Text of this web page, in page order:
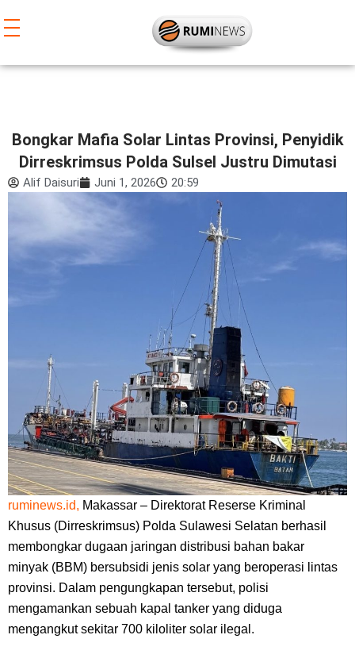
ke
Bongkar Mafia Solar Lintas Provinsi, Penyidik
Dirreskrimsus Polda Sulsel Justru Dimutasi
Alif Daisuri Juni 1, 2026 20:59
ruminews.id, Makassar – Direktorat Reserse Kriminal
Khusus (Dirreskrimsus) Polda Sulawesi Selatan berhasil
membongkar dugaan jaringan distribusi bahan bakar
minyak (BBM) bersubsidi jenis solar yang beroperasi lintas
provinsi. Dalam pengungkapan tersebut, polisi
mengamankan sebuah kapal tanker yang diduga
mengangkut sekitar 700 kiloliter solar ilegal.